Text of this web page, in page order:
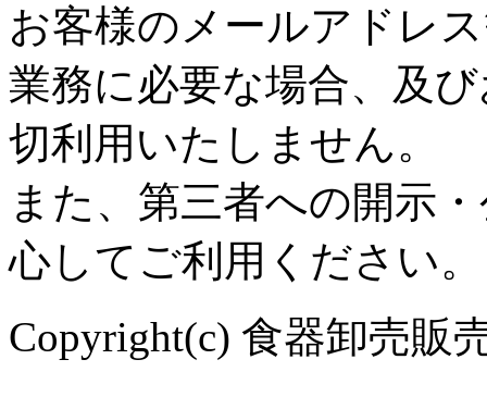
お客様のメールアドレ
業務に必要な場合、及
切利用いたしません。
また、第三者への開示
心してご利用ください。
Copyright(c) 食器卸売販